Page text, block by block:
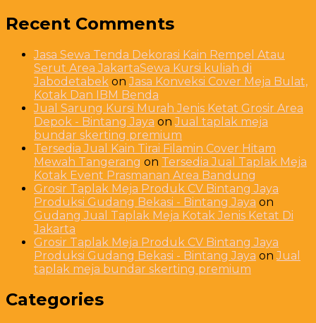
Recent Comments
Jasa Sewa Tenda Dekorasi Kain Rempel Atau
Serut Area JakartaSewa Kursi kuliah di
Jabodetabek onJasa Konveksi Cover Meja Bulat,
Kotak Dan IBM Benda
Jual Sarung Kursi Murah Jenis Ketat Grosir Area
Depok - Bintang Jaya onJual taplak meja
bundar skerting premium
Tersedia Jual Kain Tirai Filamin Cover Hitam
Mewah Tangerang on Tersedia Jual Taplak Meja
Kotak Event Prasmanan Area Bandung
Grosir Taplak Meja Produk CV Bintang Jaya
Produksi Gudang Bekasi - Bintang Jaya on
Gudang Jual Taplak Meja Kotak Jenis Ketat Di
Jakarta
Grosir Taplak Meja Produk CV Bintang Jaya
Produksi Gudang Bekasi - Bintang Jaya onJual
taplak meja bundar skerting premium
Categories